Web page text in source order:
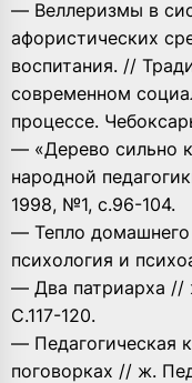
— Веллеризмы в
афористических
воспитания. //
современном
процессе.
— «Дерево сильно
народной
1998, №1, с.96-104.
— Тепло
психология и
— Два патриарха //
С.117-120.
— Педагогическая
поговорках // ж.